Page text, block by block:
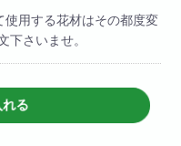
用する花材はその都度変
下さいませ。
れる